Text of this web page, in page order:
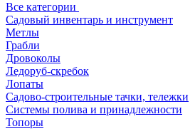
Все категории
Садовый инвентарь и инструмент
Метлы
Грабли
Дровоколы
Ледоруб-скребок
Лопаты
Садово-строительные тачки, тележки
Системы полива и принадлежности
Топоры